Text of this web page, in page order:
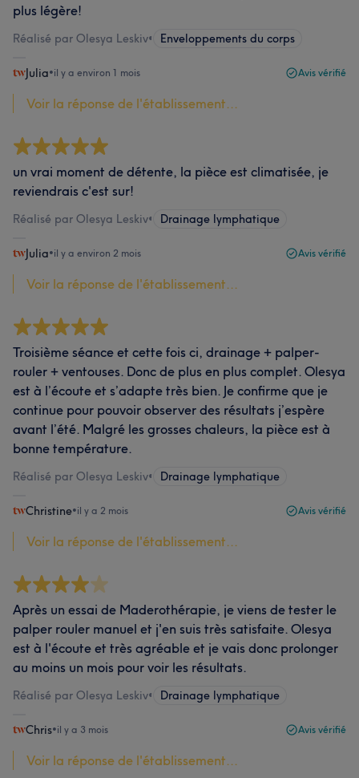
plus légère!
Réalisé par Olesya Leskiv• Enveloppements du corps
Julia•il y a environ 1 mois Avis vérifié
Voir la réponse de l'établissement...
un vrai moment de détente, la pièce est climatisée, je
reviendrais c'est sur!
Réalisé par Olesya Leskiv• Drainage lymphatique
Julia•il y a environ 2 mois Avis vérifié
Voir la réponse de l'établissement...
Troisième séance et cette fois ci, drainage + palper-
rouler + ventouses. Donc de plus en plus complet. Olesya
est à l’écoute et s’adapte très bien. Je confirme que je
continue pour pouvoir observer des résultats j’espère
avant l’été. Malgré les grosses chaleurs, la pièce est à
bonne température.
Réalisé par Olesya Leskiv• Drainage lymphatique
Christine•il y a 2 mois Avis vérifié
Voir la réponse de l'établissement...
Après un essai de Maderothérapie, je viens de tester le
palper rouler manuel et j'en suis très satisfaite. Olesya
est à l'écoute et très agréable et je vais donc prolonger
au moins un mois pour voir les résultats.
Réalisé par Olesya Leskiv• Drainage lymphatique
Chris•il y a 3 mois Avis vérifié
Voir la réponse de l'établissement...